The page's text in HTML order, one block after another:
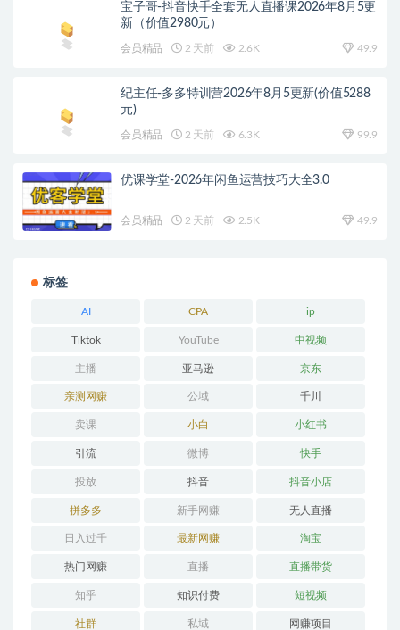
宝子哥-抖音快手全套无人直播课2026年8月5更
新（价值2980元）
会员精品 2 天前 2.6K 49.9
纪主任-多多特训营2026年8月5更新(价值5288
元)
会员精品 2 天前 6.3K 99.9
优课学堂-2026年闲鱼运营技巧大全3.0
会员精品 2 天前 2.5K 49.9
标签
AI CPA ip
Tiktok YouTube 中视频
主播 亚马逊 京东
亲测网赚 公域 千川
卖课 小白 小红书
引流 微博 快手
投放 抖音 抖音小店
拼多多 新手网赚 无人直播
日入过千 最新网赚 淘宝
热门网赚 直播 直播带货
知乎 知识付费 短视频
社群 私域 网赚项目